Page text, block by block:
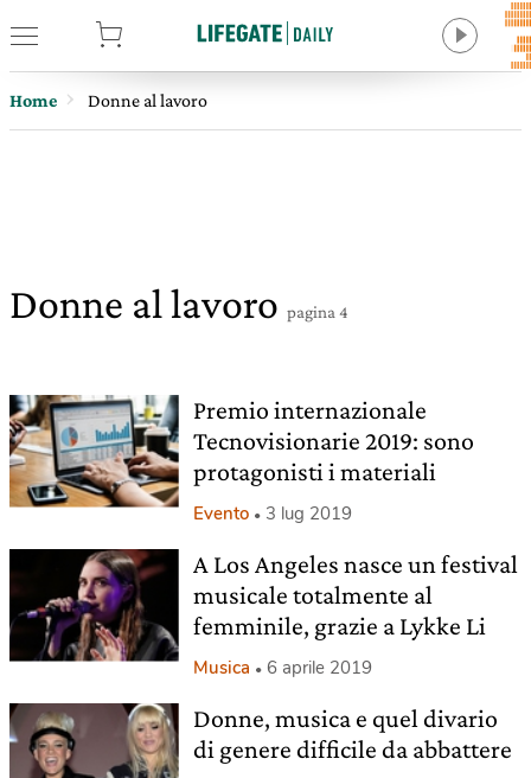
Home Donne al lavoro
Donne al lavoro pagina 4
Premio internazionale
Tecnovisionarie 2019: sono
protagonisti i materiali
Evento 3 lug 2019
A Los Angeles nasce un festival
musicale totalmente al
femminile, grazie a Lykke Li
Musica 6 aprile 2019
Donne, musica e quel divario
di genere difficile da abbattere